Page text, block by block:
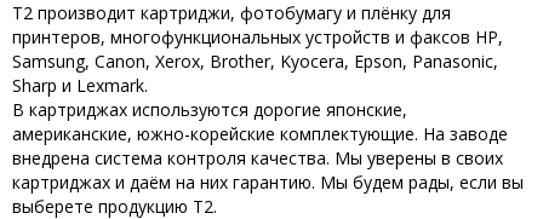
T2 производит картриджи, фотобумагу и плёнку для
принтеров, многофункциональных устройств и факсов HP,
Samsung, Canon, Xerox, Brother, Kyocera, Epson, Panasonic,
Sharp и Lexmark.
В картриджах используются дорогие японские,
американские, южно-корейские комплектующие. На заводе
внедрена система контроля качества. Мы уверены в своих
картриджах и даём на них гарантию. Мы будем рады, если вы
выберете продукцию Т2.